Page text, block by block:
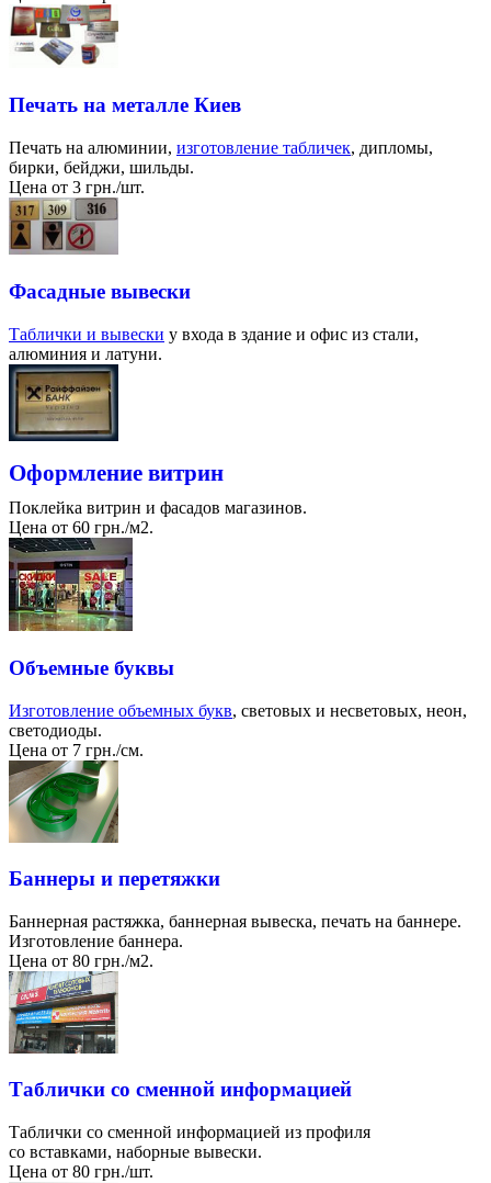
Печать на металле Киев
Печать на алюминии, изготовление табличек, дипломы,
бирки, бейджи, шильды.
Цена от 3 грн./шт.
Фасадные вывески
Таблички и вывески у входа в здание и офис из стали,
алюминия и латуни.
Оформление витрин
Поклейка витрин и фасадов магазинов.
Цена от 60 грн./м2.
Объемные буквы
Изготовление объемных букв, световых и несветовых, неон,
светодиоды.
Цена от 7 грн./см.
Баннеры и перетяжки
Баннерная растяжка, баннерная вывеска, печать на баннере.
Изготовление баннера.
Цена от 80 грн./м2.
Таблички со сменной информацией
Таблички со сменной информацией из профиля
со вставками, наборные вывески.
Цена от 80 грн./шт.